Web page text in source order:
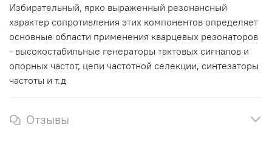
Избирательный, ярко выраженный резонансный
характер сопротивления этих компонентов определяет
основные области применения кварцевых резонаторов
- высокостабильные генераторы тактовых сигналов и
опорных частот, цепи частотной селекции, синтезаторы
частоты и т.д
Отзывы